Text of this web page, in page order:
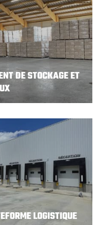
DE STOCKAGE ET
LOGISTIQUE